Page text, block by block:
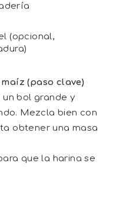
(opcional,
(paso clave)
bol grande y
Mezcla bien con
obtener una masa
que la harina se